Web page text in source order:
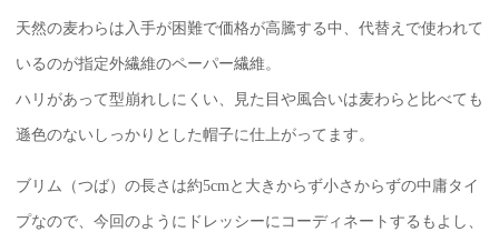
天然の麦わらは入手が困難で価格が高騰する中、代替えで使われて
いるのが指定外繊維のペーパー繊維。
ハリがあって型崩れしにくい、見た目や風合いは麦わらと比べても
遜色のないしっかりとした帽子に仕上がってます。
ブリム（つば）の長さは約5cmと大きからず小さからずの中庸タイ
プなので、今回のようにドレッシーにコーディネートするもよし、